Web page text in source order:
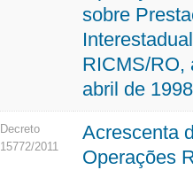
sobre
RICMS/RO,
abril de
Decreto
15772/2011
Acrescenta
Operações